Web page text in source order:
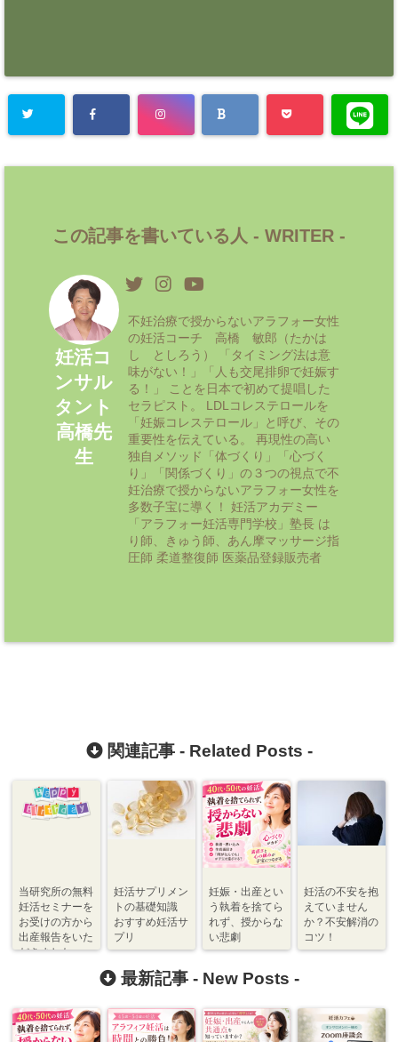
この記事を書いている人 - WRITER -
妊活コ
ンサル
タント
高橋先
生
不妊治療で授からないアラフォー女性
の妊活コーチ 高橋 敏郎（たかは
し としろう） 「タイミング法は意
味がない！」「人も交尾排卵で妊娠す
る！」 ことを日本で初めて提唱した
セラピスト。 LDLコレステロールを
「妊娠コレステロール」と呼び、その
重要性を伝えている。 再現性の高い
独自メソッド「体づくり」「心づく
り」「関係づくり」の３つの視点で不
妊治療で授からないアラフォー女性を
多数子宝に導く！ 妊活アカデミー
「アラフォー妊活専門学校」塾長 は
り師、きゅう師、あん摩マッサージ指
圧師 柔道整復師 医薬品登録販売者
関連記事 - Related Posts -
当研究所の無料
妊活セミナーを
お受けの方から
出産報告をいた
だきました♪
妊活サプリメン
トの基礎知識
おすすめ妊活サ
プリ
妊娠・出産とい
う執着を捨てら
れず、授からな
い悲劇
妊活の不安を抱
えていません
か？不安解消の
コツ！
最新記事 - New Posts -